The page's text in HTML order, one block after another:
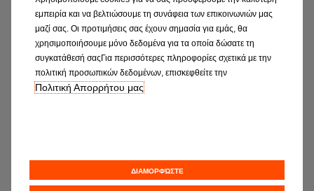
εμπειρία και να βελτιώσουμε τη συνάφεια των επικοινωνιών μας
μαζί σας. Οι προτιμήσεις σας έχουν σημασία για εμάς, θα
χρησιμοποιήσουμε μόνο δεδομένα για τα οποία δώσατε τη
συγκατάθεσή σαςΓια περισσότερες πληροφορίες σχετικά με την
πολιτική προσωπικών δεδομένων, επισκεφθείτε την
Πολιτική Απορρήτου μας
ΔΙΑΜΟΡΦΏΣΤΕ